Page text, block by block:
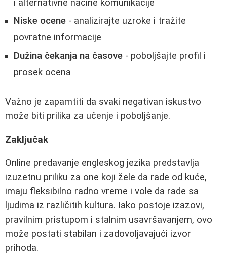
i alternativne načine komunikacije
Niske ocene - analizirajte uzroke i tražite
povratne informacije
Dužina čekanja na časove - poboljšajte profil i
prosek ocena
Važno je zapamtiti da svaki negativan iskustvo
može biti prilika za učenje i poboljšanje.
Zaključak
Online predavanje engleskog jezika predstavlja
izuzetnu priliku za one koji žele da rade od kuće,
imaju fleksibilno radno vreme i vole da rade sa
ljudima iz različitih kultura. Iako postoje izazovi,
pravilnim pristupom i stalnim usavršavanjem, ovo
može postati stabilan i zadovoljavajući izvor
prihoda.